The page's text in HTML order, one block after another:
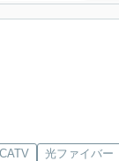
CATV 光ファイバー